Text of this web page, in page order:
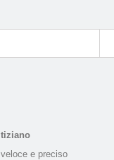
tiziano
veloce e preciso